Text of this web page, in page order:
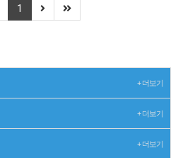
1
+ 더보기
+ 더보기
+ 더보기